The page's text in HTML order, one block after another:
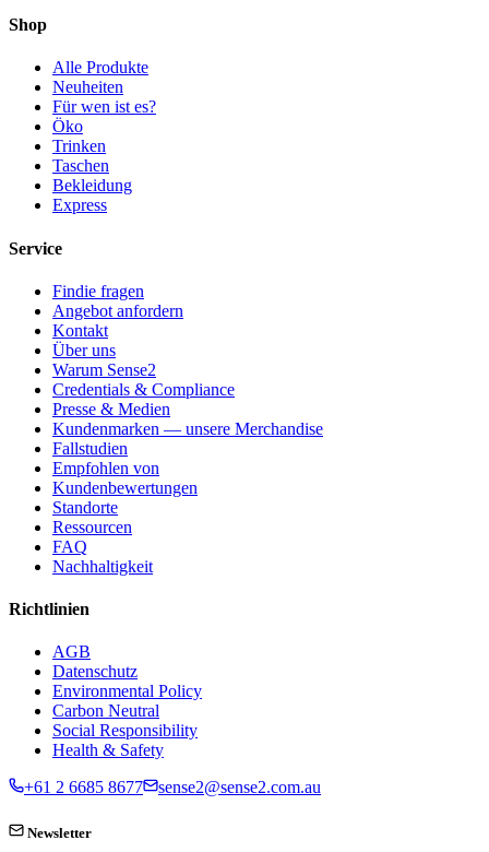
Shop
Alle Produkte
Neuheiten
Für wen ist es?
Öko
Trinken
Taschen
Bekleidung
Express
Service
Findie fragen
Angebot anfordern
Kontakt
Über uns
Warum Sense2
Credentials & Compliance
Presse & Medien
Kundenmarken — unsere Merchandise
Fallstudien
Empfohlen von
Kundenbewertungen
Standorte
Ressourcen
FAQ
Nachhaltigkeit
Richtlinien
AGB
Datenschutz
Environmental Policy
Carbon Neutral
Social Responsibility
Health & Safety
+61 2 6685 8677
sense2@sense2.com.au
Newsletter